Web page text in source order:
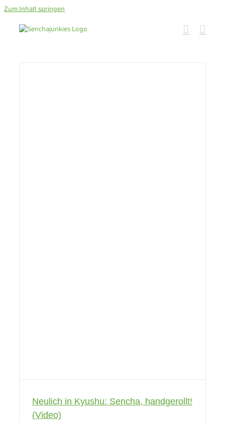
Zum Inhalt springen
Neulich in Kyushu: Sencha, handgerollt!
(Video)